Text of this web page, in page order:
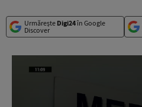
Urmărește Digi24în Google
Discover